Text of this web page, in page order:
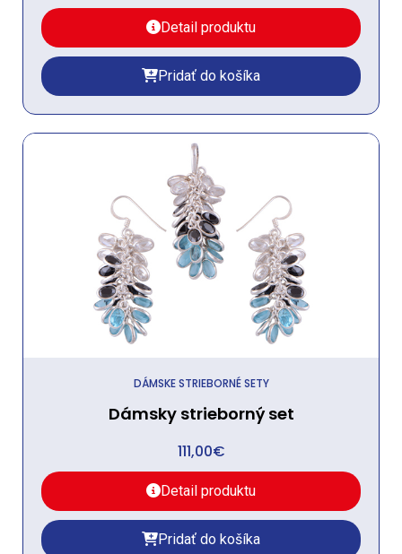
Detail produktu
Pridať do košíka
DÁMSKE STRIEBORNÉ SETY
Dámsky strieborný set
111,00€
Detail produktu
Pridať do košíka